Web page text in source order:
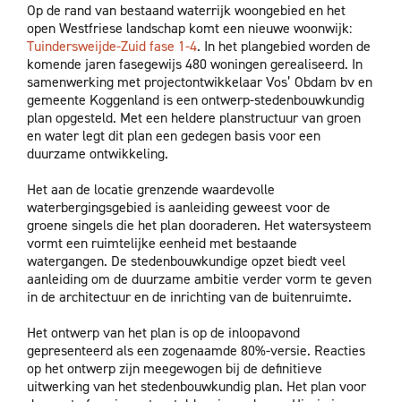
Op de rand van bestaand waterrijk woongebied en het
open Westfriese landschap komt een nieuwe woonwijk:
Tuindersweijde-Zuid fase 1-4. In het plangebied worden de
komende jaren fasegewijs 480 woningen gerealiseerd. In
samenwerking met projectontwikkelaar Vos’ Obdam bv en
gemeente Koggenland is een ontwerp-stedenbouwkundig
plan opgesteld. Met een heldere planstructuur van groen
en water legt dit plan een gedegen basis voor een
duurzame ontwikkeling.
Het aan de locatie grenzende waardevolle
waterbergingsgebied is aanleiding geweest voor de
groene singels die het plan dooraderen. Het watersysteem
vormt een ruimtelijke eenheid met bestaande
watergangen. De stedenbouwkundige opzet biedt veel
aanleiding om de duurzame ambitie verder vorm te geven
in de architectuur en de inrichting van de buitenruimte.
Het ontwerp van het plan is op de inloopavond
gepresenteerd als een zogenaamde 80%-versie. Reacties
op het ontwerp zijn meegewogen bij de definitieve
uitwerking van het stedenbouwkundig plan. Het plan voor